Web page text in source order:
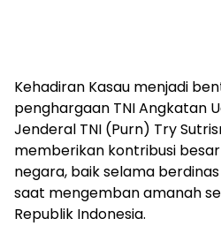
Kehadiran Kasau menjadi
penghargaan TNI Angkatan
Jenderal TNI (Purn) Try
memberikan kontribusi
negara, baik selama
saat mengemban amanah
Republik Indonesia.